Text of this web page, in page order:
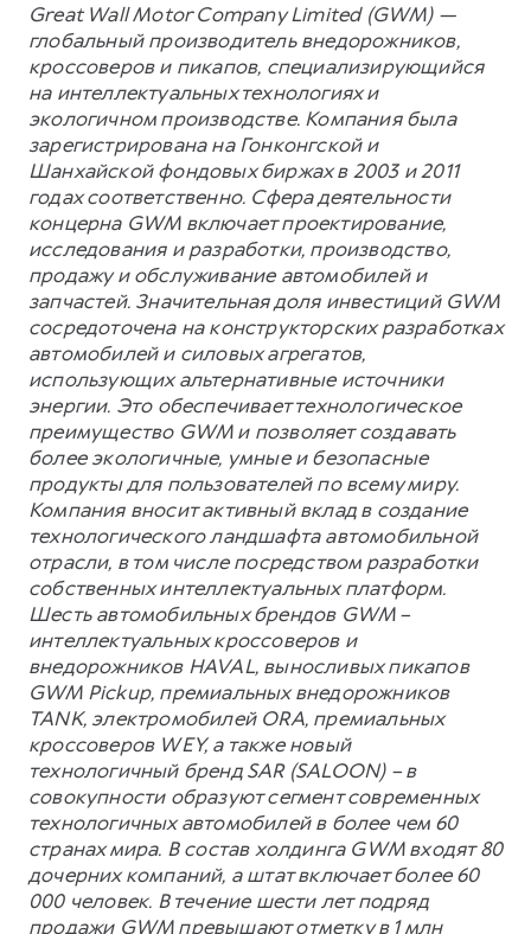
Great Wall Motor Company Limited (GWM) —
глобальный производитель внедорожников,
кроссоверов и пикапов, специализирующийся
на интеллектуальных технологиях и
экологичном производстве. Компания была
зарегистрирована на Гонконгской и
Шанхайской фондовых биржах в 2003 и 2011
годах соответственно. Сфера деятельности
концерна GWM включает проектирование,
исследования и разработки, производство,
продажу и обслуживание автомобилей и
запчастей. Значительная доля инвестиций GWM
сосредоточена на конструкторских разработках
автомобилей и силовых агрегатов,
использующих альтернативные источники
энергии. Это обеспечивает технологическое
преимущество GWM и позволяет создавать
более экологичные, умные и безопасные
продукты для пользователей по всему миру.
Компания вносит активный вклад в создание
технологического ландшафта автомобильной
отрасли, в том числе посредством разработки
собственных интеллектуальных платформ.
Шесть автомобильных брендов GWM –
интеллектуальных кроссоверов и
внедорожников HAVAL, выносливых пикапов
GWM Pickup, премиальных внедорожников
TANK, электромобилей ORA, премиальных
кроссоверов WEY, а также новый
технологичный бренд SAR (SALOON) – в
совокупности образуют сегмент современных
технологичных автомобилей в более чем 60
странах мира. В состав холдинга GWM входят 80
дочерних компаний, а штат включает более 60
000 человек. В течение шести лет подряд
продажи GWM превышают отметку в 1 млн